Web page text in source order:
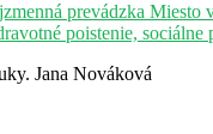
prevádzka
poistenie,
Jana Nováková